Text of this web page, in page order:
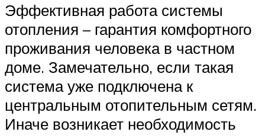
Эффективная работа системы
отопления – гарантия комфортного
проживания человека в частном
доме. Замечательно, если такая
система уже подключена к
центральным отопительным сетям.
Иначе возникает необходимость